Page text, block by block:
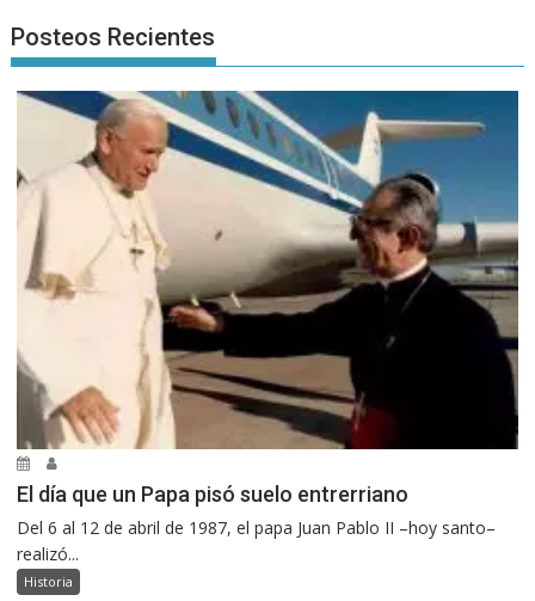
Posteos Recientes
El día que un Papa pisó suelo entrerriano
Del 6 al 12 de abril de 1987, el papa Juan Pablo II –hoy santo–
realizó...
Historia